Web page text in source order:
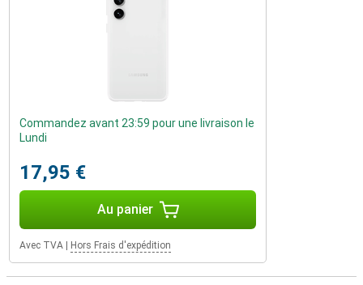
Commandez avant 23:59 pour une livraison le
Lundi
17,95 €
Au panier
Avec TVA Hors Frais d'expédition